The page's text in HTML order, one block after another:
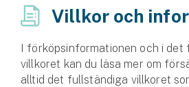
Villkor och
I förköpsinformationen och i det
villkoret kan du läsa mer om
alltid det fullständiga villkoret